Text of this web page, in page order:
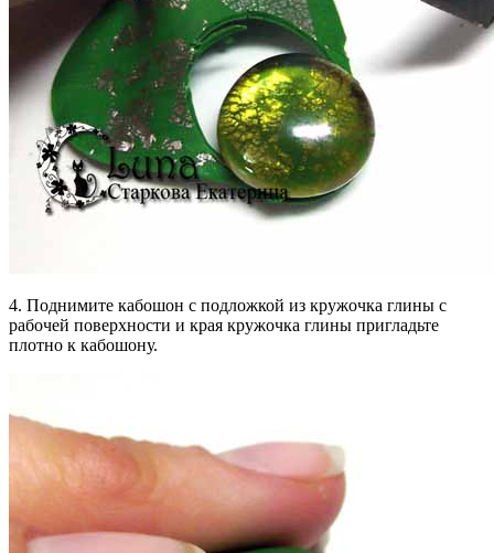
4. Поднимите кабошон с подложкой из кружочка глины с
рабочей поверхности и края кружочка глины пригладьте
плотно к кабошону.